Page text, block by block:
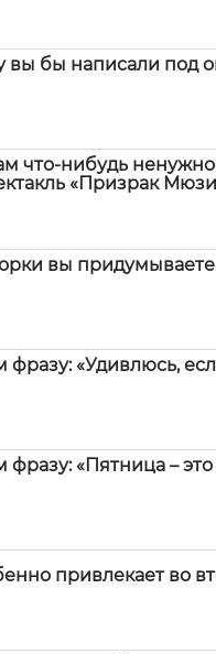
бы написали под
что-нибудь
«Призрак
вы
«Удивлюсь,
«Пятница – это
привлекает во